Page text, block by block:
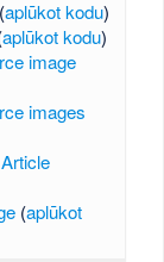
(aplūkot kodu)
aplūkot kodu)
image
images
(aplūkot